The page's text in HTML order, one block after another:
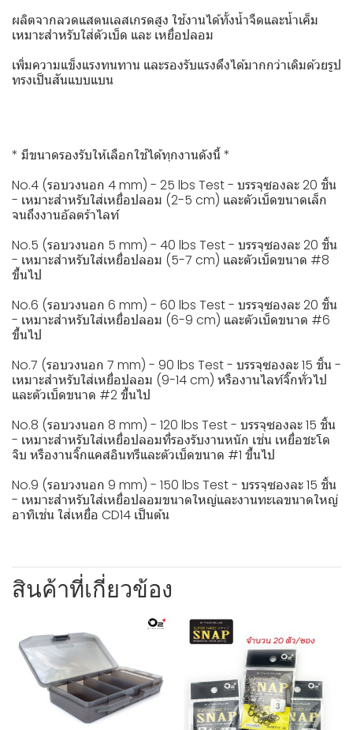
ผลิตจากลวดแสตนเลสเกรดสูง ใช้งานได้ทั้งน้ำจืดและน้ำเค็ม
เหมาะสำหรับใส่ตัวเบ็ด และ เหยื่อปลอม
เพิ่มความแข็งแรงทนทาน และรองรับแรงดึงได้มากกว่าเดิมด้วยรูป
ทรงเป็นสันแบบแบน
* มีขนาดรองรับให้เลือกใช้ได้ทุกงานดังนี้ *
No.4 (รอบวงนอก 4 mm) - 25 lbs Test - บรรจุซองละ 20 ชิ้น
- เหมาะสำหรับใส่เหยื่อปลอม (2-5 cm) และตัวเบ็ดขนาดเล็ก
จนถึงงานอัลตร้าไลท์
No.5 (รอบวงนอก 5 mm) - 40 lbs Test - บรรจุซองละ 20 ชิ้น
- เหมาะสำหรับใส่เหยื่อปลอม (5-7 cm) และตัวเบ็ดขนาด #8
ขึ้นไป
No.6 (รอบวงนอก 6 mm) - 60 lbs Test - บรรจุซองละ 20 ชิ้น
- เหมาะสำหรับใส่เหยื่อปลอม (6-9 cm) และตัวเบ็ดขนาด #6
ขึ้นไป
No.7 (รอบวงนอก 7 mm) - 90 lbs Test - บรรจุซองละ 15 ชิ้น -
เหมาะสำหรับใส่เหยื่อปลอม (9-14 cm) หรืองานไลท์จิ๊กทั่วไป
และตัวเบ็ดขนาด #2 ขึ้นไป
No.8 (รอบวงนอก 8 mm) - 120 lbs Test - บรรจุซองละ 15 ชิ้น
- เหมาะสำหรับใส่เหยื่อปลอมที่รองรับงานหนัก เช่น เหยื่อชะโด
จิบ หรืองานจิ๊กแคสอินทรีและตัวเบ็ดขนาด #1 ขึ้นไป
No.9 (รอบวงนอก 9 mm) - 150 lbs Test - บรรจุซองละ 15 ชิ้น
- เหมาะสำหรับใส่เหยื่อปลอมขนาดใหญ่และงานทะเลขนาดใหญ่
อาทิเช่น ใส่เหยื่อ CD14 เป็นต้น
สินค้าที่เกี่ยวข้อง